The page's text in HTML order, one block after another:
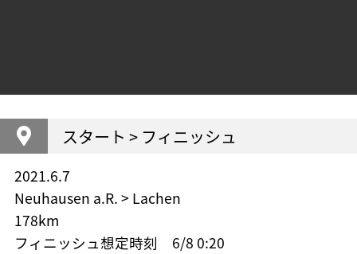
スタート > フィニッシュ
2021.6.7
Neuhausen a.R. > Lachen
178km
フィニッシュ想定時刻 6/8 0:20